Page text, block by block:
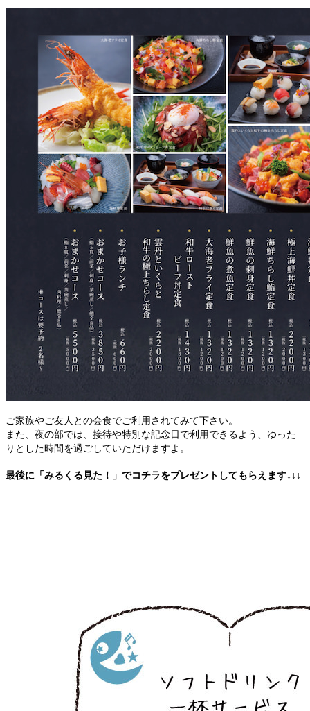
ご家族やご友人との会食でご利用されてみて下さい。
また、夜の部では、接待や特別な記念日で利用できるよう、ゆった
りとした時間を過ごしていただけますよ。
最後に「みるくる見た！」でコチラをプレゼントしてもらえます↓↓↓